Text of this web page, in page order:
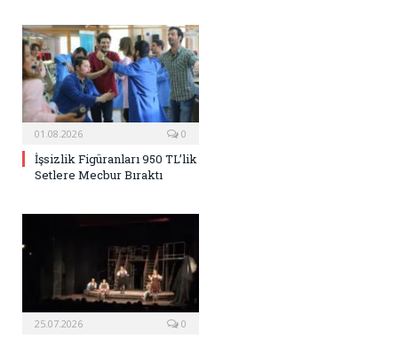
01.08.2026 0
İşsizlik Figüranları 950 TL’lik
Setlere Mecbur Bıraktı
25.07.2026 0